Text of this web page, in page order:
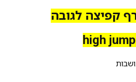
קפיצה לגובה
high